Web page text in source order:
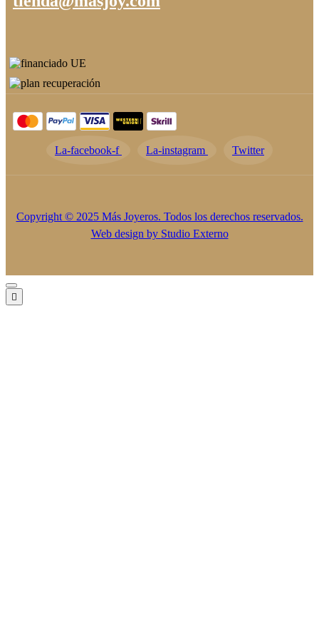
La-facebook-f La-instagram Twitter
Copyright © 2025 Más Joyeros. Todos los derechos reservados.
Web design by Studio Externo
